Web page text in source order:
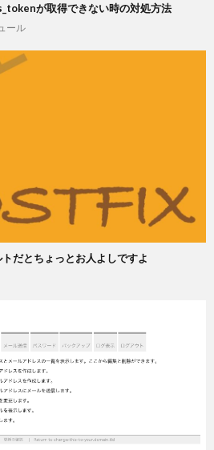
が取得できない時の対処方法
ール
だとちょっとお人よしですよ